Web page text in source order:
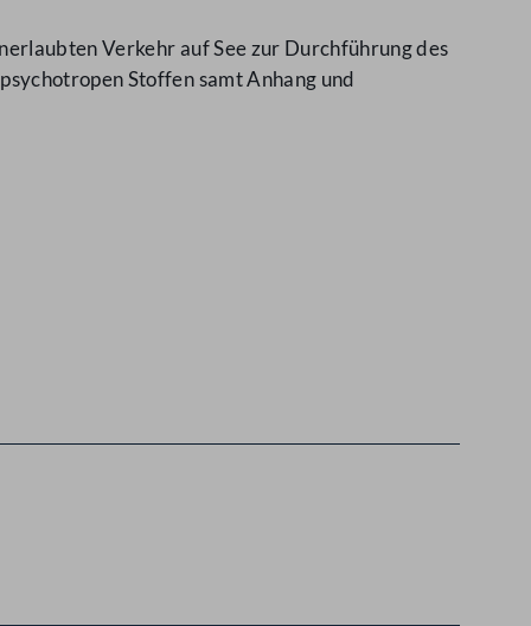
Verkehr auf See zur Durchführung des
Stoffen samt Anhang und